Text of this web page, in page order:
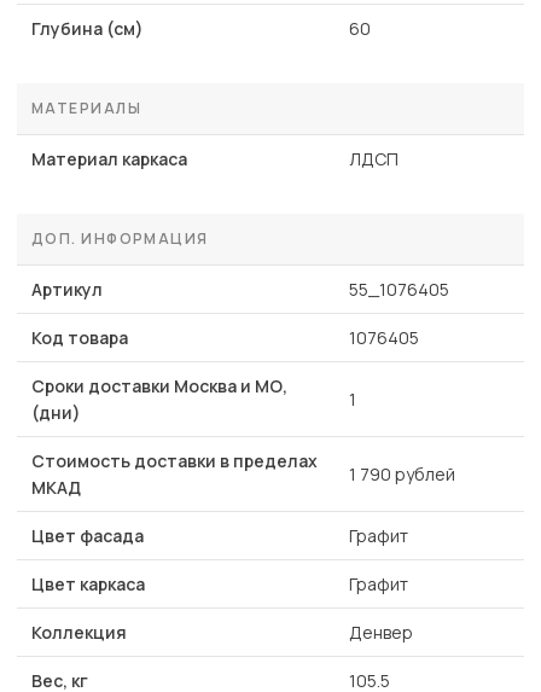
Глубина (см) 60
МАТЕРИАЛЫ
Материал каркаса ЛДСП
ДОП. ИНФОРМАЦИЯ
Артикул 55_1076405
Код товара 1076405
Сроки доставки Москва и МО,
(дни)
1
Стоимость доставки в пределах
МКАД
1 790 рублей
Цвет фасада Графит
Цвет каркаса Графит
Коллекция Денвер
Вес, кг 105.5